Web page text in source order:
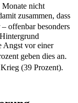
Monate nicht
zusammen, dass
offenbar besonders
Angst vor einer
geben dies an.
(39 Prozent).